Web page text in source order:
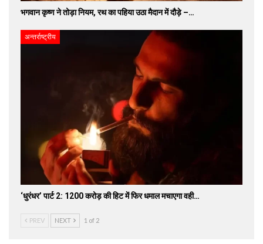
भगवान कृष्ण ने तोड़ा नियम, रथ का पहिया उठा मैदान में दौड़े –…
अन्तर्राष्ट्रीय
‘धुरंधर’ पार्ट 2: 1200 करोड़ की हिट में फिर धमाल मचाएगा वही…
PREV NEXT 1 of 2